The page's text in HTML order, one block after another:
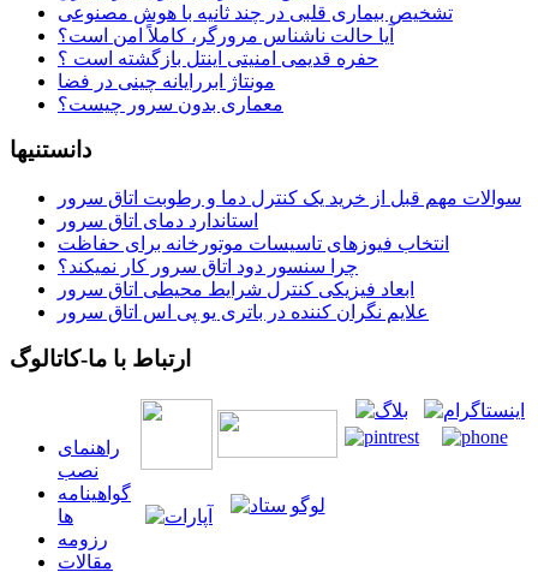
تشخیص بیماری قلبی در چند ثانیه با هوش مصنوعی
آیا حالت ناشناس مرورگر، کاملاً امن است؟
حفره قدیمی امنیتی اینتل بازگشته است ؟
مونتاژ ابررایانه چینی در فضا
معماری بدون سرور چیست؟
دانستنیها
سوالات مهم قبل از خرید یک کنترل دما و رطوبت اتاق سرور
استاندارد دمای اتاق سرور
انتخاب فیوزهای تاسیسات موتورخانه برای حفاظت
چرا سنسور دود اتاق سرور کار نمیکند؟
ابعاد فیزیکی کنترل شرایط محیطی اتاق سرور
علایم نگران کننده در باتری یو پی اس اتاق سرور
ارتباط با ما-کاتالوگ
راهنمای
نصب
گواهينامه
ها
رزومه
مقالات